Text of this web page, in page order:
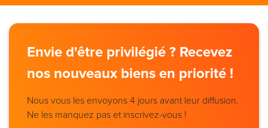
Envie d'être privilégié ? Recevez
nos nouveaux biens en priorité !
Nous vous les envoyons 4 jours avant leur diffusion.
Ne les manquez pas et inscrivez-vous !